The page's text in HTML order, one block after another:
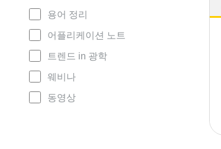
용어 정리
어플리케이션 노트
트렌드 in 광학
웨비나
동영상